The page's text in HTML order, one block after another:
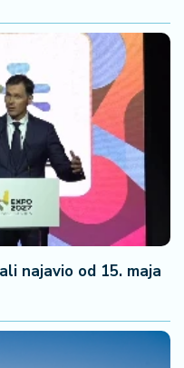
najavio od 15. maja